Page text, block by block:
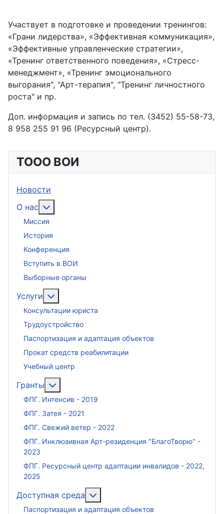
ТООО ВОИ
Новости
О нас
Миссия
История
Конференция
Вступить в ВОИ
Выборные органы
Услуги
Консультации юриста
Трудоустройство
Паспортизация и адаптация объектов
Прокат средств реабилитации
Учебный центр
Гранты
ФПГ. Интенсив - 2019
ФПГ. Затея - 2021
ФПГ. Свежий ветер - 2022
ФПГ. Инклюзивная Арт-резиденция "БлагоТворю" -
2023
ФПГ. Ресурсный центр адаптации инвалидов - 2022,
2025
Доступная среда
Паспортизация и адаптация объектов
Участвует в подготовке и проведении тренингов:
«Грани лидерства», «Эффективная коммуникация»,
«Эффективные управленческие стратегии»,
«Тренинг ответственного поведения», «Стресс-
менеджмент», «Тренинг эмоционального
выгорания", "Арт-терапия", "Тренинг личностного
роста" и пр.
Доп. информация и запись по тел. (3452) 55-58-73,
8 958 255 91 96 (Ресурсный центр).